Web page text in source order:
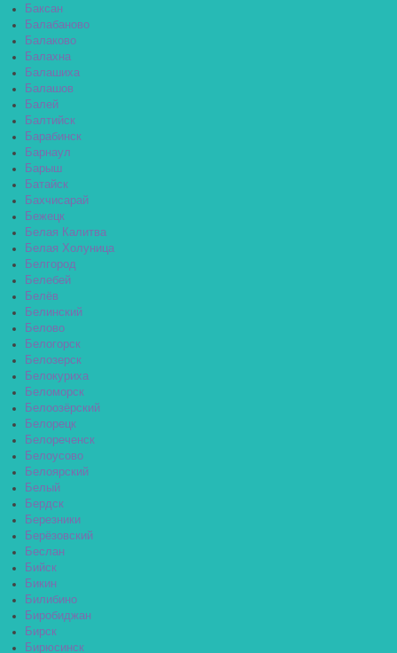
Баксан
Балабаново
Балаково
Балахна
Балашиха
Балашов
Балей
Балтийск
Барабинск
Барнаул
Барыш
Батайск
Бахчисарай
Бежецк
Белая Калитва
Белая Холуница
Белгород
Белебей
Белёв
Белинский
Белово
Белогорск
Белозерск
Белокуриха
Беломорск
Белоозёрский
Белорецк
Белореченск
Белоусово
Белоярский
Белый
Бердск
Березники
Берёзовский
Беслан
Бийск
Бикин
Билибино
Биробиджан
Бирск
Бирюсинск